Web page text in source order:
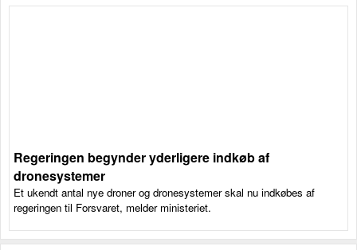
Regeringen begynder yderligere indkøb af
dronesystemer
Et ukendt antal nye droner og dronesystemer skal nu indkøbes af
regeringen til Forsvaret, melder ministeriet.